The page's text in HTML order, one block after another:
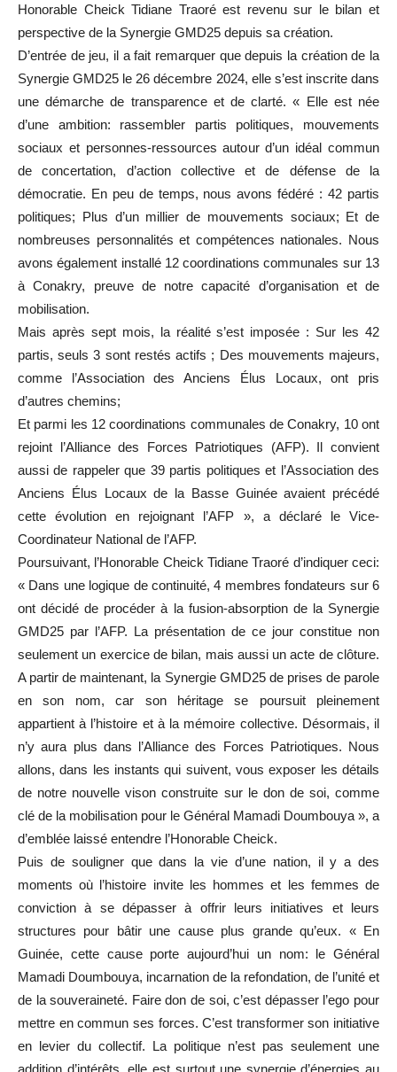
Honorable Cheick Tidiane Traoré est revenu sur le bilan et
perspective de la Synergie GMD25 depuis sa création.
D’entrée de jeu, il a fait remarquer que depuis la création de la
Synergie GMD25 le 26 décembre 2024, elle s’est inscrite dans
une démarche de transparence et de clarté. « Elle est née
d’une ambition: rassembler partis politiques, mouvements
sociaux et personnes-ressources autour d’un idéal commun
de concertation, d’action collective et de défense de la
démocratie. En peu de temps, nous avons fédéré : 42 partis
politiques; Plus d’un millier de mouvements sociaux; Et de
nombreuses personnalités et compétences nationales. Nous
avons également installé 12 coordinations communales sur 13
à Conakry, preuve de notre capacité d’organisation et de
mobilisation.
Mais après sept mois, la réalité s’est imposée : Sur les 42
partis, seuls 3 sont restés actifs ; Des mouvements majeurs,
comme l’Association des Anciens Élus Locaux, ont pris
d’autres chemins;
Et parmi les 12 coordinations communales de Conakry, 10 ont
rejoint l’Alliance des Forces Patriotiques (AFP). Il convient
aussi de rappeler que 39 partis politiques et l’Association des
Anciens Élus Locaux de la Basse Guinée avaient précédé
cette évolution en rejoignant l’AFP », a déclaré le Vice-
Coordinateur National de l’AFP.
Poursuivant, l’Honorable Cheick Tidiane Traoré d’indiquer ceci:
« Dans une logique de continuité, 4 membres fondateurs sur 6
ont décidé de procéder à la fusion-absorption de la Synergie
GMD25 par l’AFP. La présentation de ce jour constitue non
seulement un exercice de bilan, mais aussi un acte de clôture.
A partir de maintenant, la Synergie GMD25 de prises de parole
en son nom, car son héritage se poursuit pleinement
appartient à l’histoire et à la mémoire collective. Désormais, il
n’y aura plus dans l’Alliance des Forces Patriotiques. Nous
allons, dans les instants qui suivent, vous exposer les détails
de notre nouvelle vison construite sur le don de soi, comme
clé de la mobilisation pour le Général Mamadi Doumbouya », a
d’emblée laissé entendre l’Honorable Cheick.
Puis de souligner que dans la vie d’une nation, il y a des
moments où l’histoire invite les hommes et les femmes de
conviction à se dépasser à offrir leurs initiatives et leurs
structures pour bâtir une cause plus grande qu’eux. « En
Guinée, cette cause porte aujourd’hui un nom: le Général
Mamadi Doumbouya, incarnation de la refondation, de l’unité et
de la souveraineté. Faire don de soi, c’est dépasser l’ego pour
mettre en commun ses forces. C’est transformer son initiative
en levier du collectif. La politique n’est pas seulement une
addition d’intérêts, elle est surtout une synergie d’énergies au